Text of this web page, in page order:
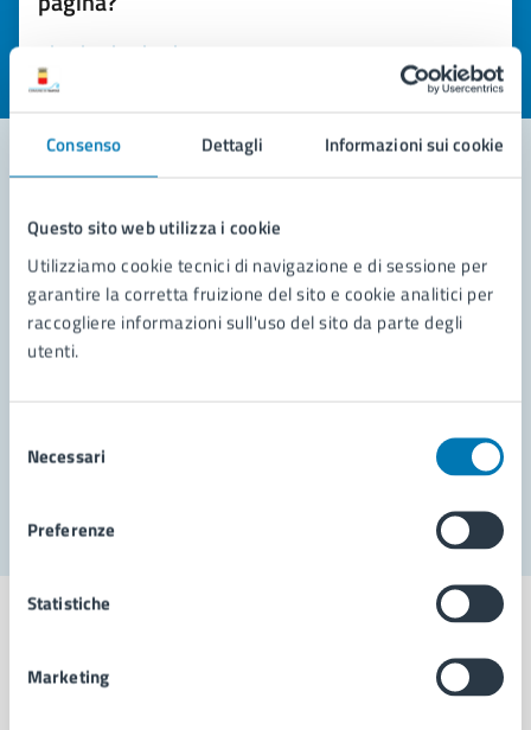
Consenso Dettagli Informazioni sui cookie
Questo sito web utilizza i cookie
Utilizziamo cookie tecnici di navigazione e di sessione per
garantire la corretta fruizione del sito e cookie analitici per
raccogliere informazioni sull'uso del sito da parte degli
utenti.
delNecessari
Preferenze
Statistiche
Marketing
Valuta la chiarezza delle informazioni (da 1 a 5 stelle)
Seleziona il numero di stelle per valutare la chiarezza delle
Valuta 1 stelle su 5
Contatta il comune
Leggi le domande frequenti
Richiedi assistenza